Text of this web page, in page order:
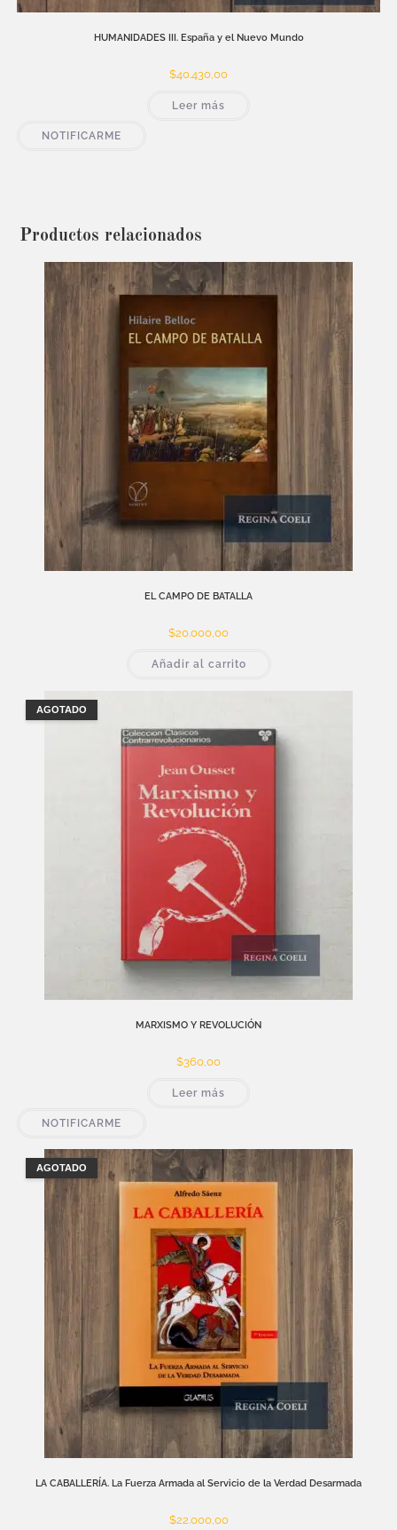
HUMANIDADES III. España y el Nuevo Mundo
$40.430,00
Leer más
NOTIFICARME
Productos relacionados
EL CAMPO DE BATALLA
$20.000,00
Añadir al carrito
AGOTADO
MARXISMO Y REVOLUCIÓN
$360,00
Leer más
NOTIFICARME
AGOTADO
LA CABALLERÍA. La Fuerza Armada al Servicio de la Verdad Desarmada
$22.000,00